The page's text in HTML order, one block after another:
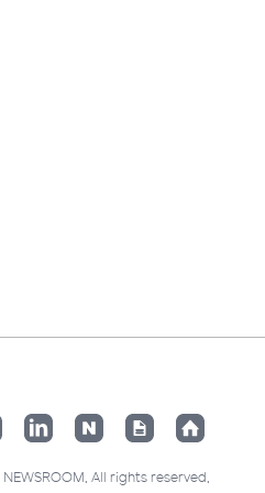
All rights reserved.